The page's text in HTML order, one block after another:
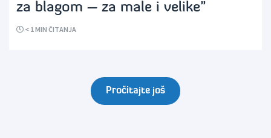
za blagom – za male i velike”
< 1MIN ČITANJA
Pročitajte još